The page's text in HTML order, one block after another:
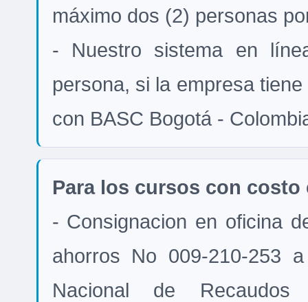
máximo dos (2) personas
- Nuestro sistema en
persona, si la empresa
con BASC Bogotá -
Para los cursos con
- Consignacion en oficina
ahorros No 009-210-253
Nacional de